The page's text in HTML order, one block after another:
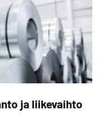
ja liikevaihto